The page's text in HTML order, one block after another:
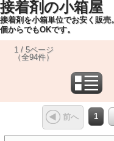
接着剤の小箱屋
接着剤を小箱単位でお安く販売
個からでもOKです。
1 / 5ページ
（全94件）
前へ 1